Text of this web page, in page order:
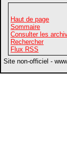
Haut de page
Sommaire
Consulter les
Rechercher
Flux RSS
Site non-officiel -